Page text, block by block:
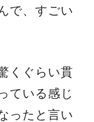
で、すごい
くぐらい貫
ている感じ
ったと言い